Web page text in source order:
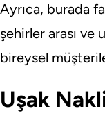
Ayrıca, burada
şehirler arası ve
bireysel
Uşak